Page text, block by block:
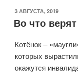
ОПУБЛИКОВАНО
3 АВГУСТА, 2019
Во что
Котёнок –
которых
окажутся